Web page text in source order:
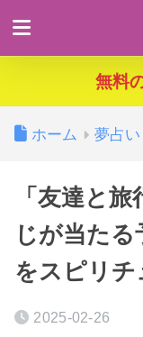
無料
ホーム 夢占い
「友達と
じが当た
をスピリチ
2025-02-26